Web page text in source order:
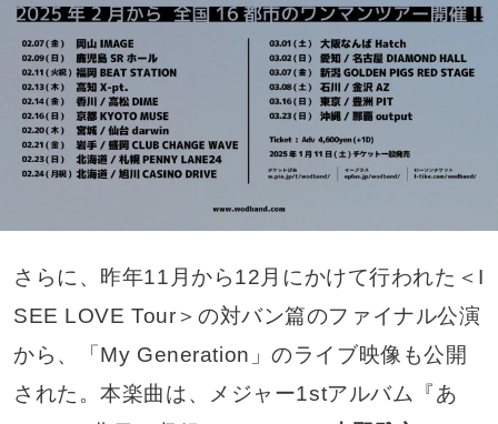
さらに、昨年11月から12月にかけて行われた＜I
SEE LOVE Tour＞の対バン篇のファイナル公演
から、「My Generation」のライブ映像も公開
された。本楽曲は、メジャー1stアルバム『あ